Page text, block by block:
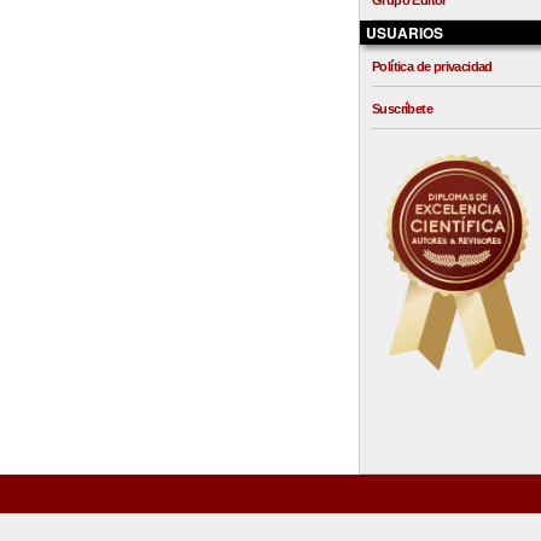
USUARIOS
Política de privacidad
Suscríbete